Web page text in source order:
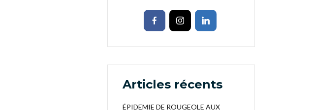
Articles récents
ÉPIDEMIE DE ROUGEOLE AUX